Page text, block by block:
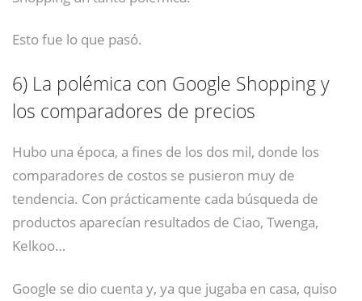
Esto fue lo que pasó.
6) La polémica con Google Shopping y
los comparadores de precios
Hubo una época, a fines de los dos mil, donde los
comparadores de costos se pusieron muy de
tendencia. Con prácticamente cada búsqueda de
productos aparecían resultados de Ciao, Twenga,
Kelkoo…
Google se dio cuenta y, ya que jugaba en casa, quiso